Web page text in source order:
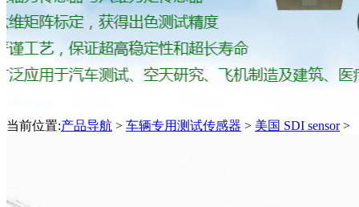
当前位置:产品导航 > 车辆专用测试传感器 > 美国 SDI sensor>